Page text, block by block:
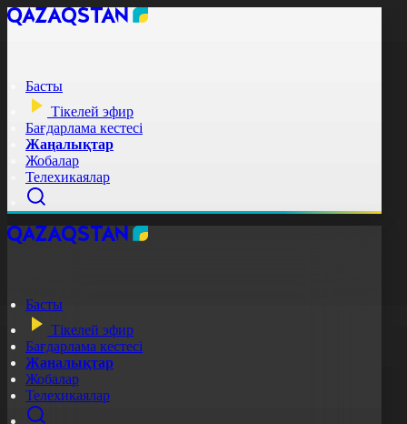
Басты
Тікелей эфир
Бағдарлама кестесі
Жаңалықтар
Жобалар
Телехикаялар
Басты
Тікелей эфир
Бағдарлама кестесі
Жаңалықтар
Жобалар
Телехикаялар